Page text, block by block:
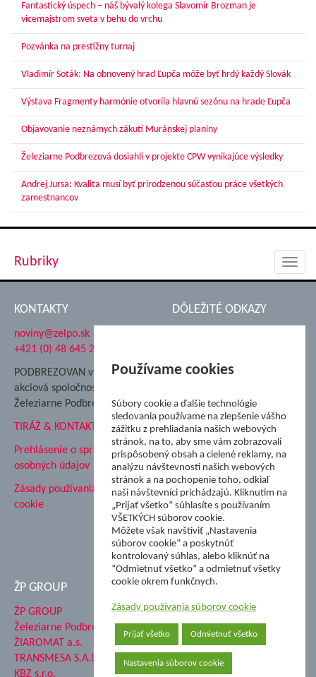
Fantastický úspech – náš bývalý kolega Slavomír Brozman je
vicemajstrom sveta v behu do vrchu
Pozvánka na prestížny turnaj
Vladimír Soták: Na obnovený hrad Ľupča môže byť hrdý každý Slovák
Výstava Fragmenty harmónie otvorila hlavnú sezónu na hrade Ľupča
Objavovanie neznámych zákutí Muránskej planiny
Železiarne Podbrezová dosiahli v projekte CPW vynikajúce výsledky
Andrej Jursa: Kvalita musí byť prirodzenou súčasťou práce všetkých
zamestnancov
Rubriky
KONTAKTY
noviny@zelpo.sk
+421 (0) 48 645 2711
PODBREZOVAN vydáva
akciová spoločnosť
Železiarne Podbrezová
TIRÁŽ & KONTAKT
Prehlásenie o spracovaní
osobných údajov
Zásady používania súborov
cookie
DÔLEŽITÉ ODKAZY
Nadácia Železiarne
ŽP Informatika s.r.o.
ŠK Železiarne Podbrezová
Tále a.s.
ŽP GROUP
ŽP GROUP
Železiarne Podbrezová a.s.
ŽIAROMAT a.s.
TRANSMESA S.A.U.
KBZ s.r.o.
Používame cookies
Súbory cookie a ďalšie technológie
sledovania používame na zlepšenie vášho
zážitku z prehliadania našich webových
stránok, na to, aby sme vám zobrazovali
prispôsobený obsah a cielené reklamy, na
analýzu návštevnosti našich webových
stránok a na pochopenie toho, odkiaľ
naši návštevníci prichádzajú. Kliknutím na
„Prijať všetko” súhlasíte s používaním
VŠETKÝCH súborov cookie.
Môžete však navštíviť „Nastavenia
súborov cookie” a poskytnúť
kontrolovaný súhlas, alebo kliknúť na
“Odmietnuť všetko” a odmietnuť všetky
cookie okrem funkčnych.
Zásady používania súborov cookie
Prijať všetko Odmietnuť všetko
Nastavenia súborov cookie